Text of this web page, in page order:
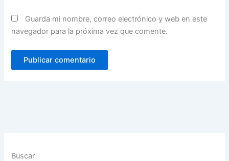
Guarda mi nombre, correo electrónico y web en este
navegador para la próxima vez que comente.
Buscar